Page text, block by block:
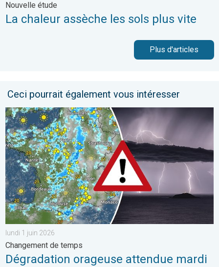
Nouvelle étude
La chaleur assèche les sols plus vite
Plus d'articles
Ceci pourrait également vous intéresser
Dégradation orageuse attendue mardi. Changement de
lundi 1 juin 2026
Changement de temps
Dégradation orageuse attendue mardi